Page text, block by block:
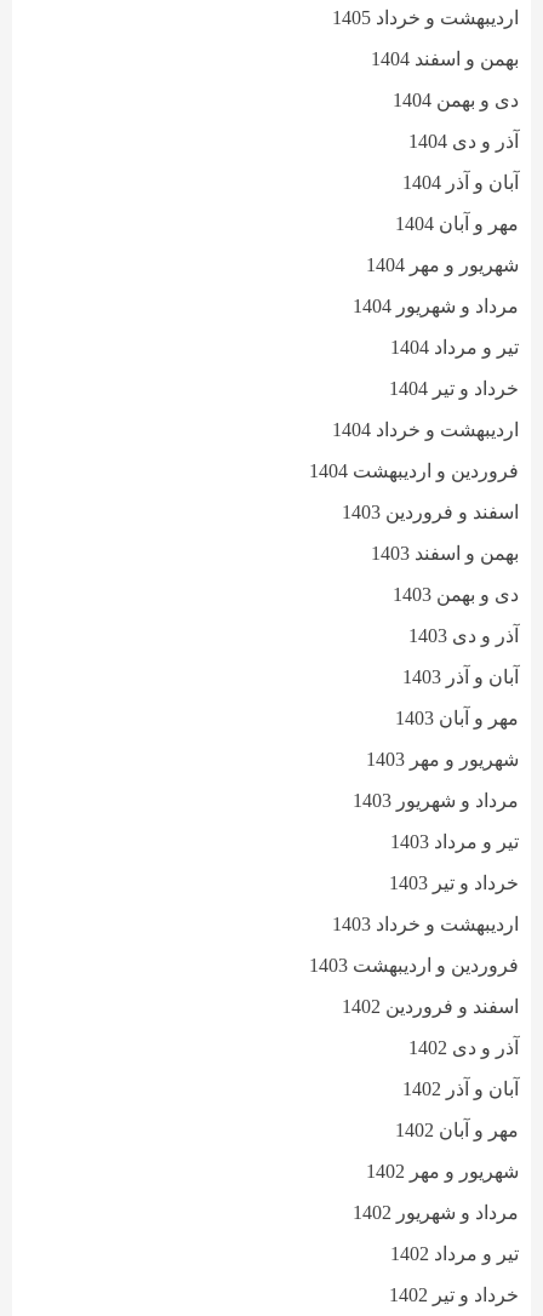
اردیبهشت و خرداد 1405
بهمن و اسفند 1404
دی و بهمن 1404
آذر و دی 1404
آبان و آذر 1404
مهر و آبان 1404
شهریور و مهر 1404
مرداد و شهریور 1404
تیر و مرداد 1404
خرداد و تیر 1404
اردیبهشت و خرداد 1404
فروردین و اردیبهشت 1404
اسفند و فروردین 1403
بهمن و اسفند 1403
دی و بهمن 1403
آذر و دی 1403
آبان و آذر 1403
مهر و آبان 1403
شهریور و مهر 1403
مرداد و شهریور 1403
تیر و مرداد 1403
خرداد و تیر 1403
اردیبهشت و خرداد 1403
فروردین و اردیبهشت 1403
اسفند و فروردین 1402
آذر و دی 1402
آبان و آذر 1402
مهر و آبان 1402
شهریور و مهر 1402
مرداد و شهریور 1402
تیر و مرداد 1402
خرداد و تیر 1402